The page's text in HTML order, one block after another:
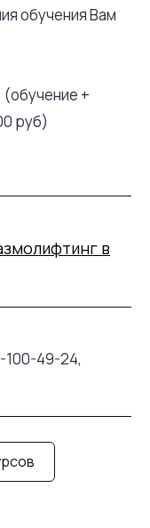
обучения Вам
+
руб)
в
100-49-24,